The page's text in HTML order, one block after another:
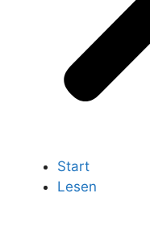
Start
Lesen